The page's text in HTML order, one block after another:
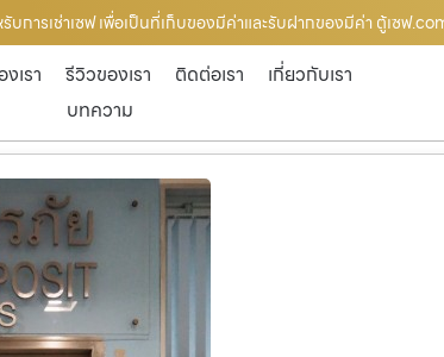
การเช่าเซฟ เพื่อเป็นที่เก็บของมีค่าและรับฝากของมีค่า ตู้เซฟ
เรา รีวิวของเรา ติดต่อเรา
เกี่ยวกับเรา
บทความ